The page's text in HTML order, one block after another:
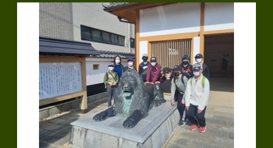
リ
ー